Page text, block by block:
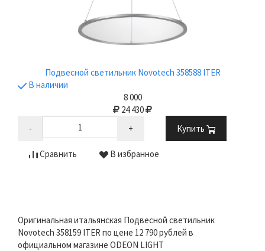
Подвесной светильник Novotech 358588 ITER
В наличии
8 000
24 430
-
+ Купить
Сравнить В избранное
Оригинальная итальянская Подвесной светильник
Novotech 358159 ITER по цене 12 790 рублей в
официальном магазине ODEON LIGHT